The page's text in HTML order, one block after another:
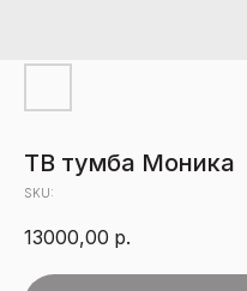
ТВ тумба Моника
SKU:
13000,00 р.